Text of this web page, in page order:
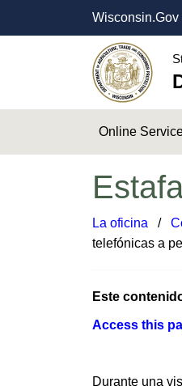
Wisconsin.Gov
Online
La oficina ​ /
telefónicas a
Este
Access this
Durante una